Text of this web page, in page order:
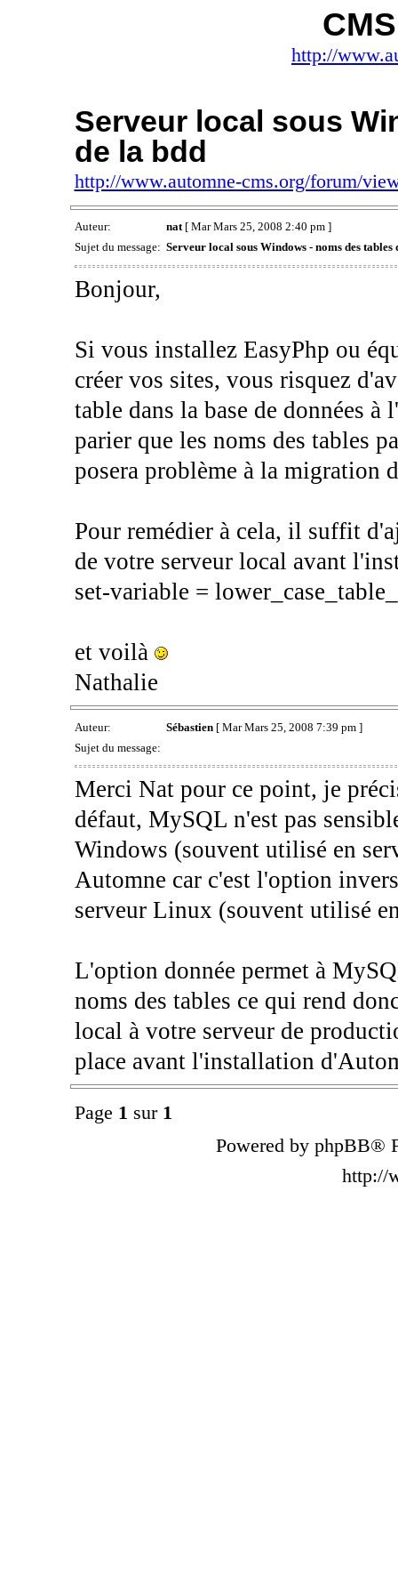
http://
Serveur local sous
de la bdd
http://www.automne-cms.org/forum/
Auteur: nat[ Mar Mars 25, 2008 2:40 pm ]
Sujet du message: Serveur local sous Windows - noms des tables
Bonjour,
Si vous installez EasyPhp ou
créer vos sites, vous risquez
table dans la base de données
parier que les noms des tables
posera problème à la migration
Pour remédier à cela, il suffit
de votre serveur local avant
set-variable =
et voilà
Nathalie
Auteur: Sébastien[ Mar Mars 25, 2008 7:39 pm ]
Sujet du message:
Merci Nat pour ce point, je
défaut, MySQL n'est pas
Windows (souvent utilisé en
Automne car c'est l'option
serveur Linux (souvent utilisé
L'option donnée permet à
noms des tables ce qui rend
local à votre serveur de
place avant l'installation
Page 1 sur 1
Powered by phpBB®
http://